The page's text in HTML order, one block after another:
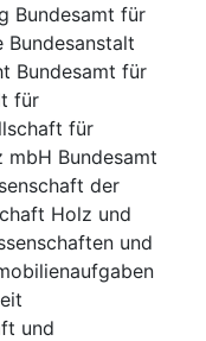
Bundesamt für
Bundesamt für
für
für
mbH Bundesamt
der
Holz und
und
und